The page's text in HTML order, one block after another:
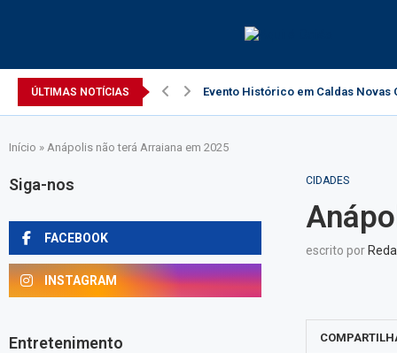
ÚLTIMAS NOTÍCIAS Evento Histórico em Caldas Novas
Início » Anápolis não terá Arraiana em 2025
CIDADES
escrito por
Siga-nos
FACEBOOK
INSTAGRAM
Entretenimento